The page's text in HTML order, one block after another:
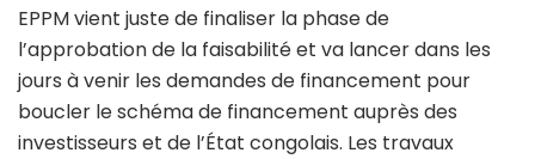
EPPM vient juste de finaliser la phase de
l’approbation de la faisabilité et va lancer dans les
jours à venir les demandes de financement pour
boucler le schéma de financement auprès des
investisseurs et de l’État congolais. Les travaux